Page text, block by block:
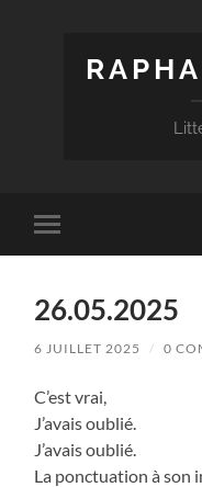
Toggle
mobile
26.05.2025
6 JUILLET 2025 / 0
C’est vrai,
J’avais oublié.
J’avais oublié.
La ponctuation à son